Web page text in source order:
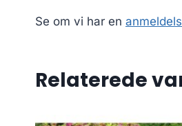
Se om vi har en
Relaterede